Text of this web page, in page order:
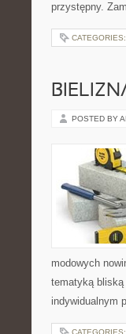
przystępny.
CATEGORIES:
POSTED BY
modowych
tematyką
indywidualnym
CATEGORIES: